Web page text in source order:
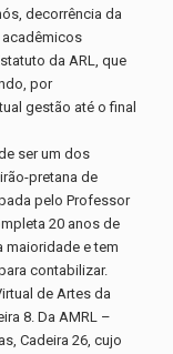
decorrência da
acadêmicos
da ARL, que
por
gestão até o final
ser um dos
pretana de
pelo Professor
20 anos de
maioridade e tem
contabilizar.
de Artes da
8. Da AMRL –
Cadeira 26, cujo